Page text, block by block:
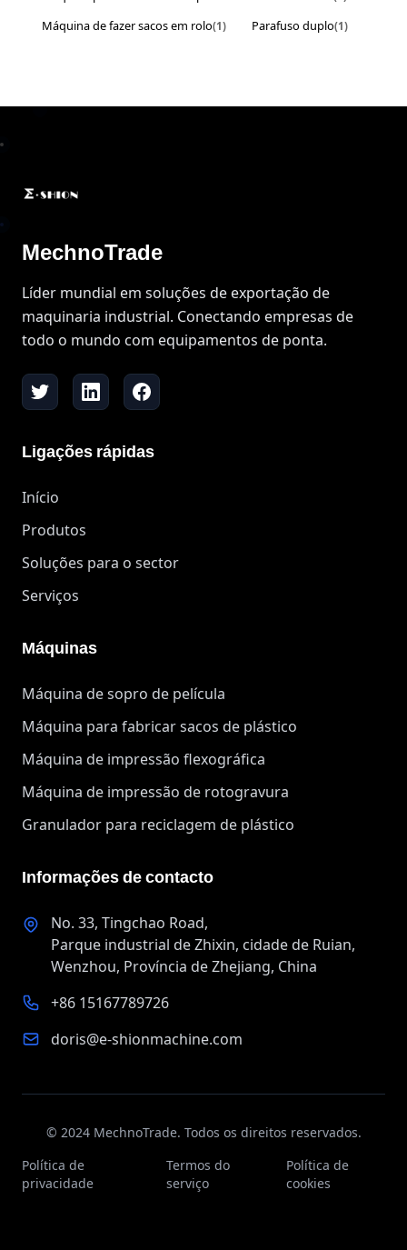
Máquina de fazer sacos em rolo(1) Parafuso duplo(1)
MechnoTrade
Líder mundial em soluções de exportação de
maquinaria industrial. Conectando empresas de
todo o mundo com equipamentos de ponta.
Ligações rápidas
Início
Produtos
Soluções para o sector
Serviços
Máquinas
Máquina de sopro de película
Máquina para fabricar sacos de plástico
Máquina de impressão flexográfica
Máquina de impressão de rotogravura
Granulador para reciclagem de plástico
Informações de contacto
No. 33, Tingchao Road,
Parque industrial de Zhixin, cidade de Ruian,
Wenzhou, Província de Zhejiang, China
+86 15167789726
doris@e-shionmachine.com
© 2024 MechnoTrade. Todos os direitos reservados.
Política de
privacidade
Termos do
serviço
Política de
cookies